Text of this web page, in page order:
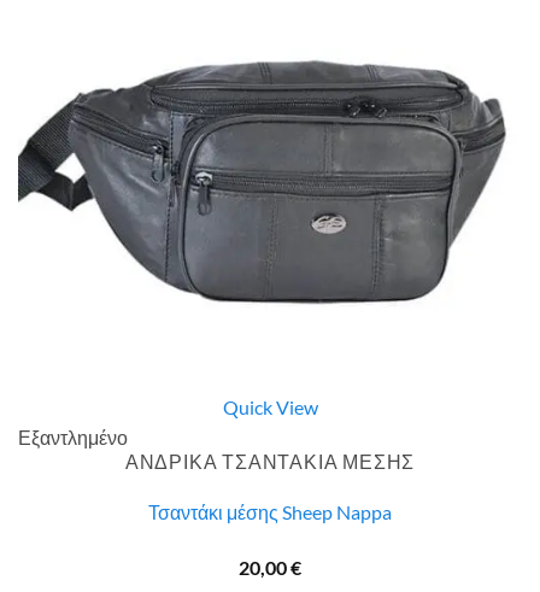
Quick View
Εξαντλημένο
ΑΝΔΡΙΚΑ ΤΣΑΝΤΑΚΙΑ ΜΕΣΗΣ
Τσαντάκι μέσης Sheep Nappa
20,00€